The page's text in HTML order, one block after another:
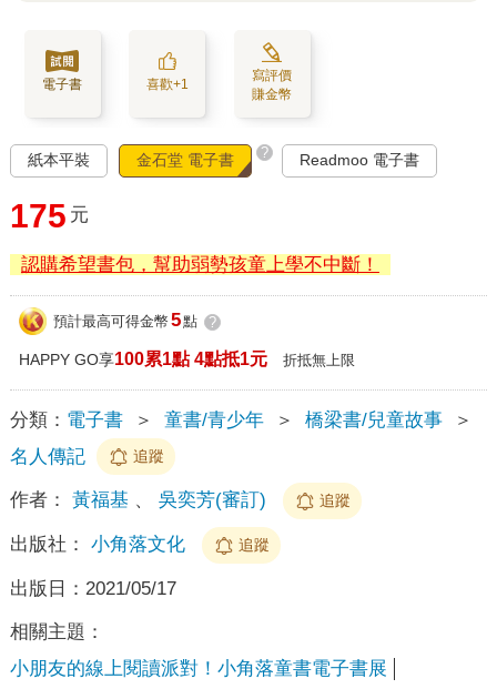
電子書 喜歡+1
寫評價
賺金幣
紙本平裝 金石堂 電子書 ? Readmoo 電子書
175 元
認購希望書包，幫助弱勢孩童上學不中斷！
預計最高可得金幣 5點 ?
HAPPY GO享100累1點 4點抵1元 折抵無上限
分類： 電子書 ＞ 童書/青少年 ＞ 橋梁書/兒童故事
＞
名人傳記
追蹤
作者： 黃福基 、 吳奕芳(審訂) 追蹤
出版社： 小角落文化 追蹤
出版日： 2021/05/17
相關主題：
小朋友的線上閱讀派對！小角落童書電子書展